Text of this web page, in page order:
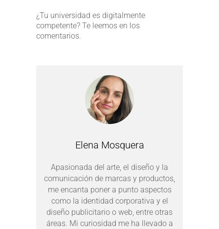
¿Tu universidad es digitalmente
competente? Te leemos en los
comentarios.
Elena Mosquera
Apasionada del arte, el diseño y la
comunicación de marcas y productos,
me encanta poner a punto aspectos
como la identidad corporativa y el
diseño publicitario o web, entre otras
áreas. Mi curiosidad me ha llevado a